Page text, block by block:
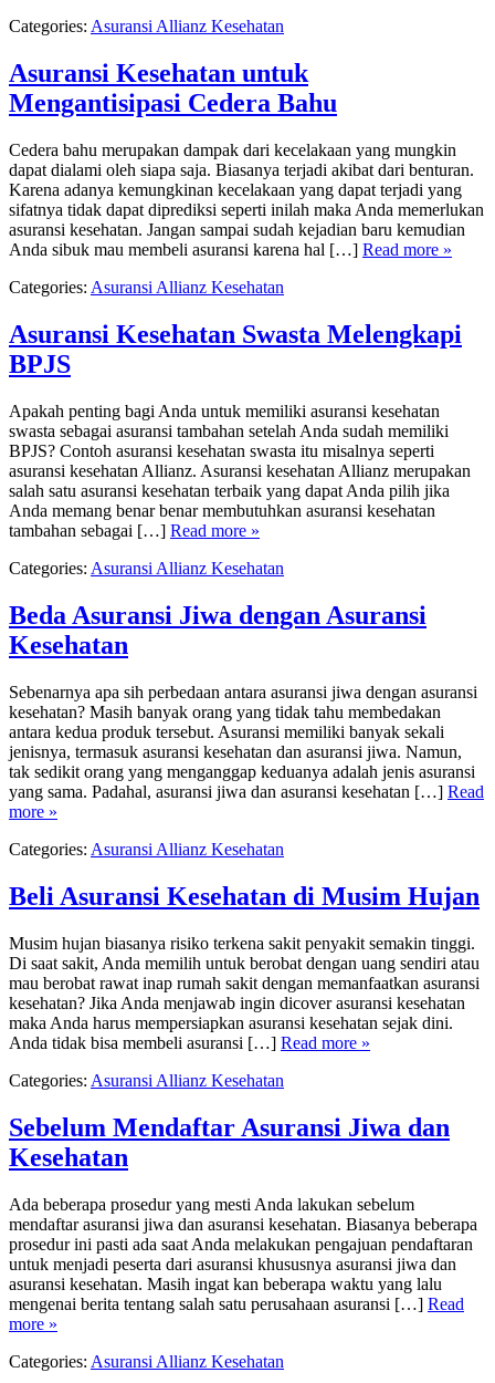
Categories: Asuransi Allianz Kesehatan
Asuransi Kesehatan untuk
Mengantisipasi Cedera Bahu
Cedera bahu merupakan dampak dari kecelakaan yang mungkin
dapat dialami oleh siapa saja. Biasanya terjadi akibat dari benturan.
Karena adanya kemungkinan kecelakaan yang dapat terjadi yang
sifatnya tidak dapat diprediksi seperti inilah maka Anda memerlukan
asuransi kesehatan. Jangan sampai sudah kejadian baru kemudian
Anda sibuk mau membeli asuransi karena hal […] Read more »
Categories: Asuransi Allianz Kesehatan
Asuransi Kesehatan Swasta Melengkapi
BPJS
Apakah penting bagi Anda untuk memiliki asuransi kesehatan
swasta sebagai asuransi tambahan setelah Anda sudah memiliki
BPJS? Contoh asuransi kesehatan swasta itu misalnya seperti
asuransi kesehatan Allianz. Asuransi kesehatan Allianz merupakan
salah satu asuransi kesehatan terbaik yang dapat Anda pilih jika
Anda memang benar benar membutuhkan asuransi kesehatan
tambahan sebagai […] Read more »
Categories: Asuransi Allianz Kesehatan
Beda Asuransi Jiwa dengan Asuransi
Kesehatan
Sebenarnya apa sih perbedaan antara asuransi jiwa dengan asuransi
kesehatan? Masih banyak orang yang tidak tahu membedakan
antara kedua produk tersebut. Asuransi memiliki banyak sekali
jenisnya, termasuk asuransi kesehatan dan asuransi jiwa. Namun,
tak sedikit orang yang menganggap keduanya adalah jenis asuransi
yang sama. Padahal, asuransi jiwa dan asuransi kesehatan […] Read
more »
Categories: Asuransi Allianz Kesehatan
Beli Asuransi Kesehatan di Musim Hujan
Musim hujan biasanya risiko terkena sakit penyakit semakin tinggi.
Di saat sakit, Anda memilih untuk berobat dengan uang sendiri atau
mau berobat rawat inap rumah sakit dengan memanfaatkan asuransi
kesehatan? Jika Anda menjawab ingin dicover asuransi kesehatan
maka Anda harus mempersiapkan asuransi kesehatan sejak dini.
Anda tidak bisa membeli asuransi […] Read more »
Categories: Asuransi Allianz Kesehatan
Sebelum Mendaftar Asuransi Jiwa dan
Kesehatan
Ada beberapa prosedur yang mesti Anda lakukan sebelum
mendaftar asuransi jiwa dan asuransi kesehatan. Biasanya beberapa
prosedur ini pasti ada saat Anda melakukan pengajuan pendaftaran
untuk menjadi peserta dari asuransi khususnya asuransi jiwa dan
asuransi kesehatan. Masih ingat kan beberapa waktu yang lalu
mengenai berita tentang salah satu perusahaan asuransi […] Read
more »
Categories: Asuransi Allianz Kesehatan